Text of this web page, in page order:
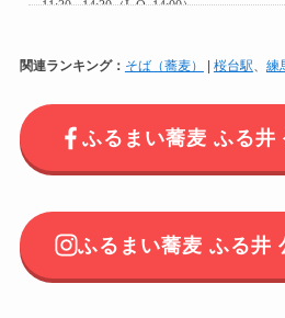
関連ランキング： そば（蕎麦） 桜台駅、 練
ふるまい蕎麦 ふる
ふるまい蕎麦 ふる井